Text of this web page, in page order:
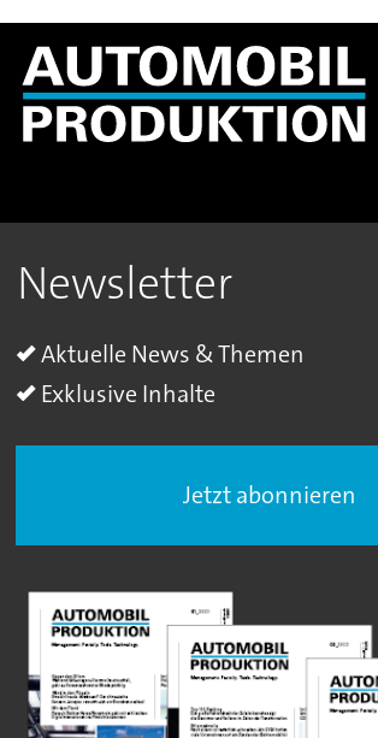
Newsletter
Aktuelle News & Themen
Exklusive Inhalte
Jetzt abonnieren